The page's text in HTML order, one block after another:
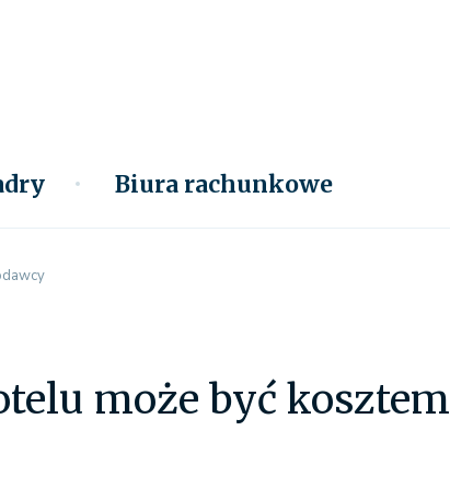
Biura rachunkowe
może być kosztem